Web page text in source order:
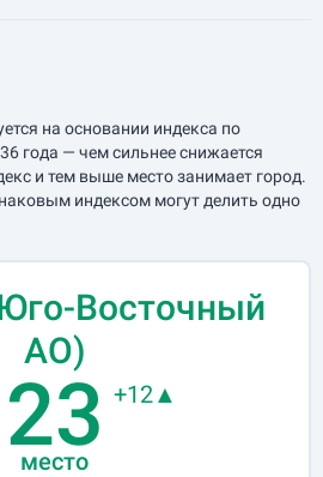
на основании индекса по
года — чем сильнее снижается
и тем выше место занимает город.
индексом могут делить одно
Восточный
АО)
23
место
+12▲